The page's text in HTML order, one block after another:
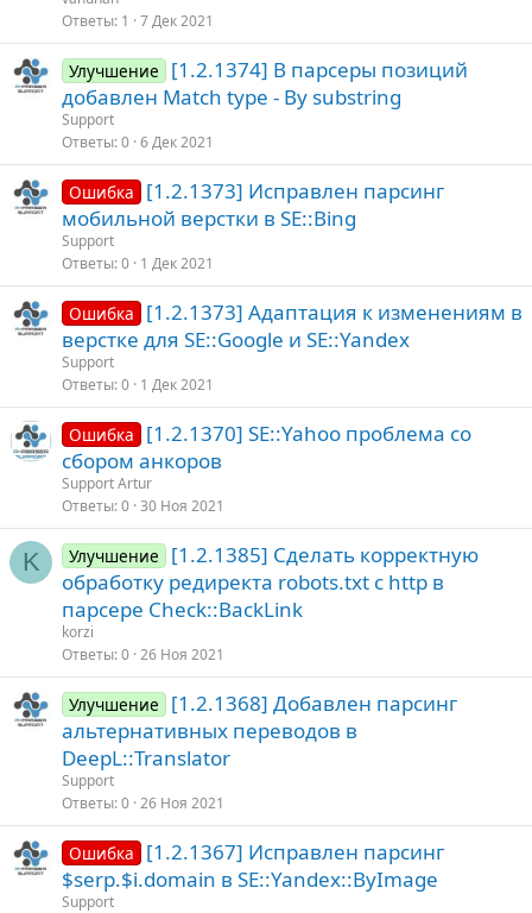
Ответы 1 7 Дек 2021
Улучшение
[1.2.1374] В парсеры позиций
добавлен Match type - By substring
Support
Ответы 0 6 Дек 2021
Ошибка
[1.2.1373] Исправлен парсинг
мобильной верстки в SE::Bing
Support
Ответы 0 1 Дек 2021
Ошибка
[1.2.1373] Адаптация к изменениям в
верстке для SE::Google и SE::Yandex
Support
Ответы 0 1 Дек 2021
Ошибка
[1.2.1370] SE::Yahoo проблема со
сбором анкоров
Support Artur
Ответы 0 30 Ноя 2021
K Улучшение
[1.2.1385] Сделать корректную
обработку редиректа robots.txt с http в
парсере Check::BackLink
korzi
Ответы 0 26 Ноя 2021
Улучшение
[1.2.1368] Добавлен парсинг
альтернативных переводов в
DeepL::Translator
Support
Ответы 0 26 Ноя 2021
Ошибка
[1.2.1367] Исправлен парсинг
$serp.$i.domain в SE::Yandex::ByImage
Support